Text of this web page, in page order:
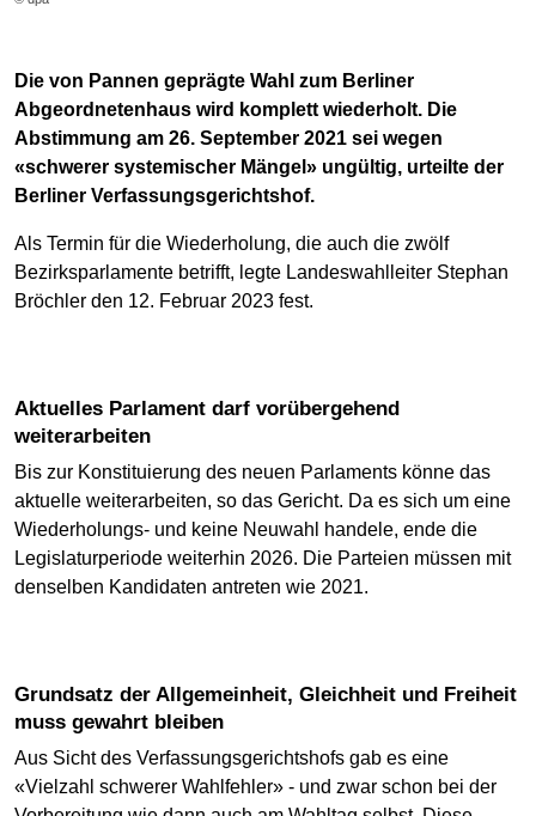
Die von Pannen geprägte Wahl zum Berliner
Abgeordnetenhaus wird komplett wiederholt. Die
Abstimmung am 26. September 2021 sei wegen
«schwerer systemischer Mängel» ungültig, urteilte der
Berliner Verfassungsgerichtshof.
Als Termin für die Wiederholung, die auch die zwölf
Bezirksparlamente betrifft, legte Landeswahlleiter Stephan
Bröchler den 12. Februar 2023 fest.
Aktuelles Parlament darf vorübergehend
weiterarbeiten
Bis zur Konstituierung des neuen Parlaments könne das
aktuelle weiterarbeiten, so das Gericht. Da es sich um eine
Wiederholungs- und keine Neuwahl handele, ende die
Legislaturperiode weiterhin 2026. Die Parteien müssen mit
denselben Kandidaten antreten wie 2021.
Grundsatz der Allgemeinheit, Gleichheit und Freiheit
muss gewahrt bleiben
Aus Sicht des Verfassungsgerichtshofs gab es eine
«Vielzahl schwerer Wahlfehler» - und zwar schon bei der